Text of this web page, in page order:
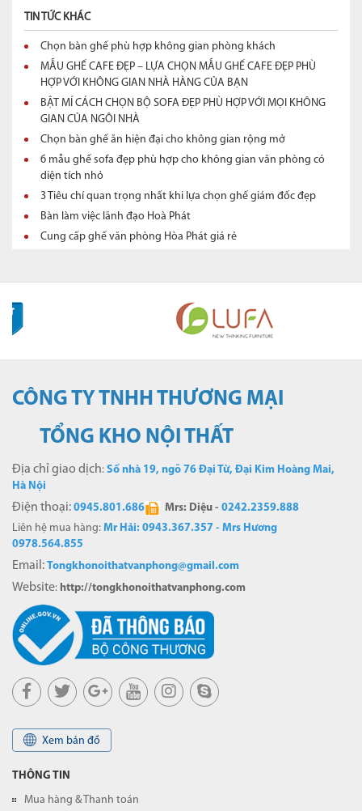
TIN TỨC KHÁC
Chọn bàn ghế phù hợp không gian phòng khách
MẪU GHẾ CAFE ĐẸP – LỰA CHỌN MẪU GHẾ CAFE ĐẸP PHÙ
HỢP VỚI KHÔNG GIAN NHÀ HÀNG CỦA BẠN
BẬT MÍ CÁCH CHỌN BỘ SOFA ĐẸP PHÙ HỢP VỚI MỌI KHÔNG
GIAN CỦA NGÔI NHÀ
Chọn bàn ghế ăn hiện đại cho không gian rộng mở
6 mẫu ghế sofa đẹp phù hợp cho không gian văn phòng có
diện tích nhỏ
3 Tiêu chí quan trọng nhất khi lựa chọn ghế giám đốc đẹp
Bàn làm việc lãnh đạo Hoà Phát
Cung cấp ghế văn phòng Hòa Phát giá rẻ
CÔNG TY TNHH THƯƠNG MẠI
TỔNG KHO NỘI THẤT
Địa chỉ giao dịch: Số nhà 19, ngõ 76 Đại Từ, Đại Kim Hoàng Mai,
Hà Nội
Điện thoại: 0945.801.686 Mrs: Diệu - 0242.2359.888
Liên hệ mua hàng: Mr Hải: 0943.367.357 - Mrs Hương
0978.564.855
Email: Tongkhonoithatvanphong@gmail.com
Website: http://tongkhonoithatvanphong.com
Xem bản đồ
THÔNG TIN
Mua hàng & Thanh toán